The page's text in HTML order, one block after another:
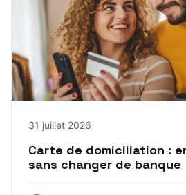
31 juillet 2026
Carte de domiciliation :
sans changer de banque